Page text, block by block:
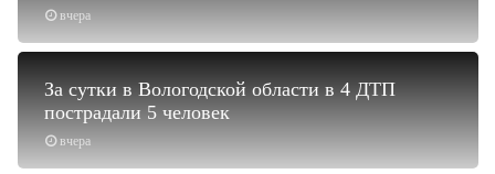
вчера
вчера
За сутки в Вологодской области в 4 ДТП
пострадали 5 человек